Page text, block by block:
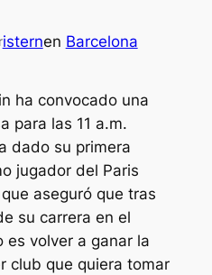
isternen Barcelona
ha convocado una
para las 11 a.m.
dado su primera
jugador del Paris
aseguró que tras
su carrera en el
es volver a ganar la
club que quiera tomar